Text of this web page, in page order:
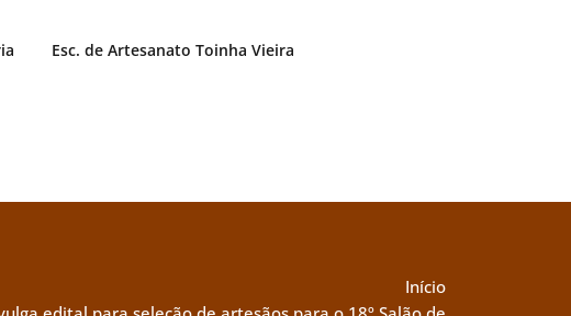
Esc. de Artesanato Toinha Vieira
Início